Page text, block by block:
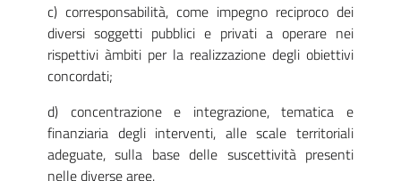
c) corresponsabilità, come impegno reciproco dei
diversi soggetti pubblici e privati a operare nei
rispettivi àmbiti per la realizzazione degli obiettivi
concordati;
d) concentrazione e integrazione, tematica e
finanziaria degli interventi, alle scale territoriali
adeguate, sulla base delle suscettività presenti
nelle diverse aree.